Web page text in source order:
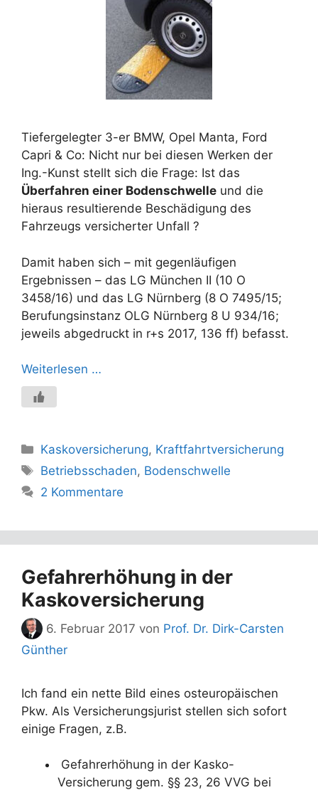
Tiefergelegter 3-er BMW, Opel Manta, Ford
Capri & Co: Nicht nur bei diesen Werken der
Ing.-Kunst stellt sich die Frage: Ist das
Überfahren einer Bodenschwelle und die
hieraus resultierende Beschädigung des
Fahrzeugs versicherter Unfall ?
Damit haben sich – mit gegenläufigen
Ergebnissen – das LG München II (10 O
3458/16) und das LG Nürnberg (8 O 7495/15;
Berufungsinstanz OLG Nürnberg 8 U 934/16;
jeweils abgedruckt in r+s 2017, 136 ff) befasst.
Weiterlesen …
Kategorien
Kaskoversicherung, Kraftfahrtversicherung
Schlagwörter
Betriebsschaden, Bodenschwelle
2 Kommentare
Gefahrerhöhung in der
Kaskoversicherung
6. Februar 2017 von Prof. Dr. Dirk-Carsten
Günther
Ich fand ein nette Bild eines osteuropäischen
Pkw. Als Versicherungsjurist stellen sich sofort
einige Fragen, z.B.
Gefahrerhöhung in der Kasko-
Versicherung gem. §§ 23, 26 VVG bei